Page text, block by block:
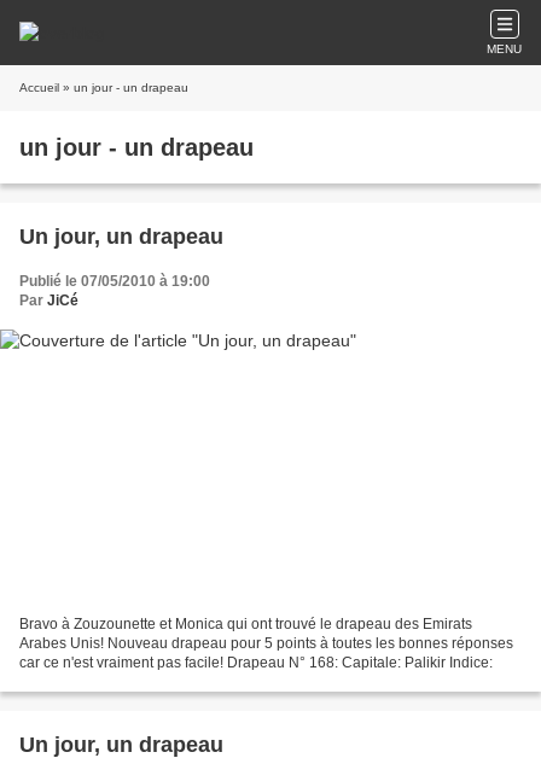
MENU
Accueil » un jour - un drapeau
un jour - un drapeau
Un jour, un drapeau
Publié le 07/05/2010 à 19:00
Par JiCé
Bravo à Zouzounette et Monica qui ont trouvé le drapeau des Emirats
Arabes Unis! Nouveau drapeau pour 5 points à toutes les bonnes réponses
car ce n'est vraiment pas facile! Drapeau N° 168: Capitale: Palikir Indice:
Un jour, un drapeau